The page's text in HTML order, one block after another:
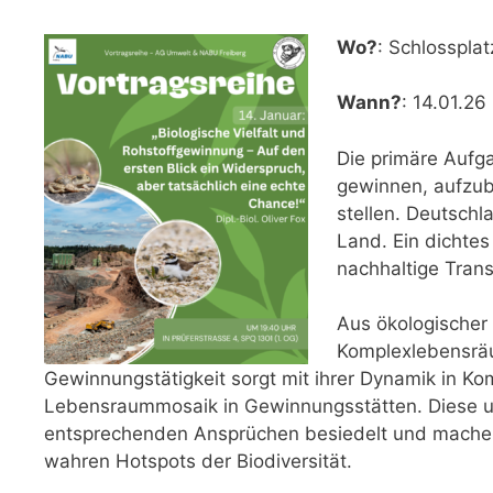
Wo?:
Wann?:
Die primäre
gewinnen,
stellen.
Land. Ein
nachhaltige
Aus
Gewinnungstätigkeit sorgt mit ihrer Dynamik in
Lebensraummosaik in Gewinnungsstätten.
entsprechenden Ansprüchen besiedelt und
wahren Hotspots der Biodiversität.